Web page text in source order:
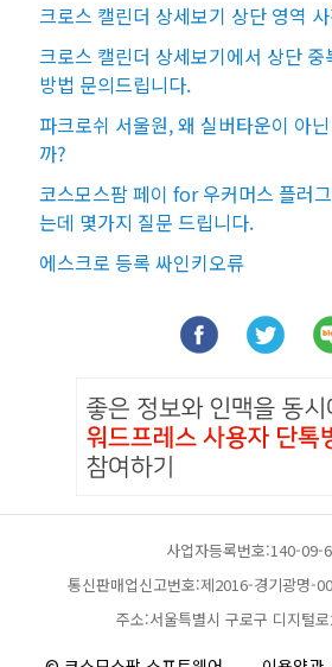
크로스 캘린더 상세보기 상단 영역
크로스 캘린더 상세보기에서 상단
방법 문의드립니다.
파크로쉬 서울원, 왜 실버타운이 아
까?
코스모스팜 페이 for 우커머스 플러
는데 몇가지 질문 드립니다.
에스크로 등록 싸인키오류
사업자등록번호:140-09-
통신판매업신고번호:제2016-경기광명-
주소:서울특별시 구로구 디지털